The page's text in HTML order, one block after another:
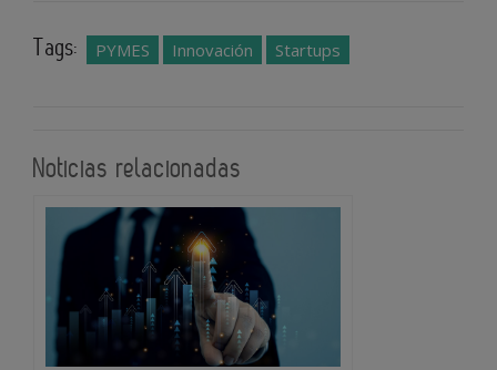
Tags: PYMES Innovación Startups
Noticias relacionadas